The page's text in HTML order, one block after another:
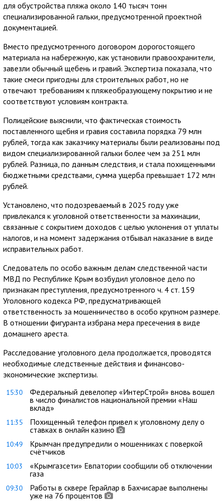
для обустройства пляжа около 140 тысяч тонн
специализированной гальки, предусмотренной проектной
документацией.
Вместо предусмотренного договором дорогостоящего
материала на набережную, как установили правоохранители,
завезли обычный щебень и гравий. Экспертиза показала, что
такие смеси пригодны для строительных работ, но не
отвечают требованиям к пляжеобразующему покрытию и не
соответствуют условиям контракта.
Полицейские выяснили, что фактическая стоимость
поставленного щебня и гравия составила порядка 79 млн
рублей, тогда как заказчику материалы были реализованы под
видом специализированной гальки более чем за 251 млн
рублей. Разница, по данным следствия, и стала похищенными
бюджетными средствами, сумма ущерба превышает 172 млн
рублей.
Установлено, что подозреваемый в 2025 году уже
привлекался к уголовной ответственности за махинации,
связанные с сокрытием доходов с целью уклонения от уплаты
налогов, и на момент задержания отбывал наказание в виде
исправительных работ.
Следователь по особо важным делам следственной части
МВД по Республике Крым возбудил уголовное дело по
признакам преступления, предусмотренного ч. 4 ст. 159
Уголовного кодекса РФ, предусматривающей
ответственность за мошенничество в особо крупном размере.
В отношении фигуранта избрана мера пресечения в виде
домашнего ареста.
Расследование уголовного дела продолжается, проводятся
необходимые следственные действия и финансово-
экономические экспертизы.
15:30
Федеральный девелопер «ИнтерСтрой» вновь вошел
в число финалистов национальной премии «Наш
вклад»
11:35
Похищенный телефон привел к уголовному делу о
ставках в онлайн казино
10:49
Крымчан предупредили о мошенниках с поверкой
счётчиков
10:03
«Крымгазсети» Евпатории сообщили об отключении
газа
09:30
Работы в сквере Герайлар в Бахчисарае выполнены
уже на 76 процентов